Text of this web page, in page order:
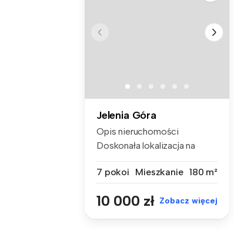
Jelenia Góra
Opis nieruchomości
Doskonała lokalizacja na
7 pokoi
Mieszkanie 180 m²
10 000 zł Zobacz więcej